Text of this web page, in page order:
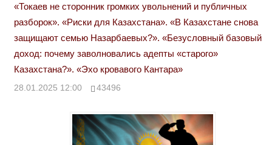
«Токаев не сторонник громких увольнений и публичных
разборок». «Риски для Казахстана». «В Казахстане снова
защищают семью Назарбаевых?». «Безусловный базовый
доход: почему заволновались адепты «старого»
Казахстана?». «Эхо кровавого Кантара»
28.01.2025 12:00 43496